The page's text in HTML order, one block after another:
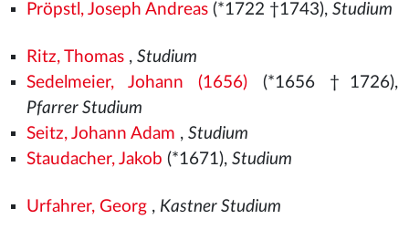
Pröpstl, Joseph Andreas(*1722 †1743), Studium
Ritz, Thomas, Studium
Sedelmeier, Johann (1656) (*1656 †1726),
Pfarrer Studium
Seitz, Johann Adam , Studium
Staudacher, Jakob (*1671), Studium
Urfahrer, Georg, Kastner Studium